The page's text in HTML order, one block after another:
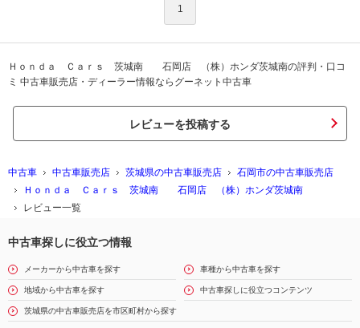
1
Ｈｏｎｄａ Ｃａｒｓ 茨城南 石岡店 （株）ホンダ茨城南の評判・口コ
ミ 中古車販売店・ディーラー情報ならグーネット中古車
レビューを投稿する
中古車 中古車販売店 茨城県の中古車販売店
石岡市の中古車販売店
Ｈｏｎｄａ Ｃａｒｓ 茨城南 石岡店 （株）ホンダ茨城南
レビュー一覧
中古車探しに役立つ情報
メーカーから中古車を探す 車種から中古車を探す
地域から中古車を探す 中古車探しに役立つコンテンツ
茨城県の中古車販売店を市区町村から探す